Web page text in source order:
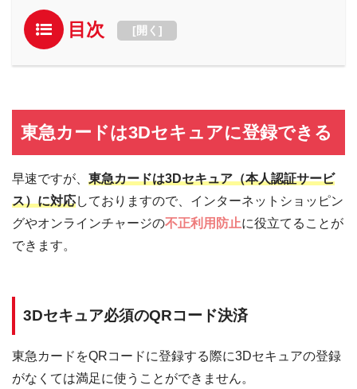
目次 [開く ]
東急カードは3Dセキュアに登録できる
早速ですが、 東急カードは3Dセキュア（本人認証サービ
ス）に対応しておりますので、インターネットショッピン
グやオンラインチャージの不正利用防止に役立てることが
できます。
3Dセキュア必須のQRコード決済
東急カードをQRコードに登録する際に3Dセキュアの登録
がなくては満足に使うことができません。